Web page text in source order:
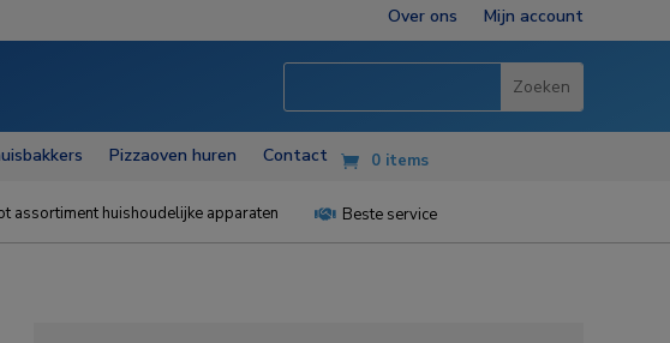
Over ons Mijn account
Pizzaoven huren Contact 0 items
assortiment huishoudelijke apparaten  Beste service